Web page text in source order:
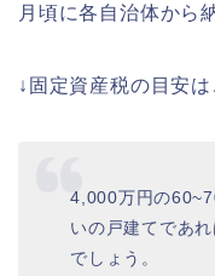
月頃に各自治体から
↓固定資産税の目安は
4,000万円の
いの戸建てであ
でしょう。